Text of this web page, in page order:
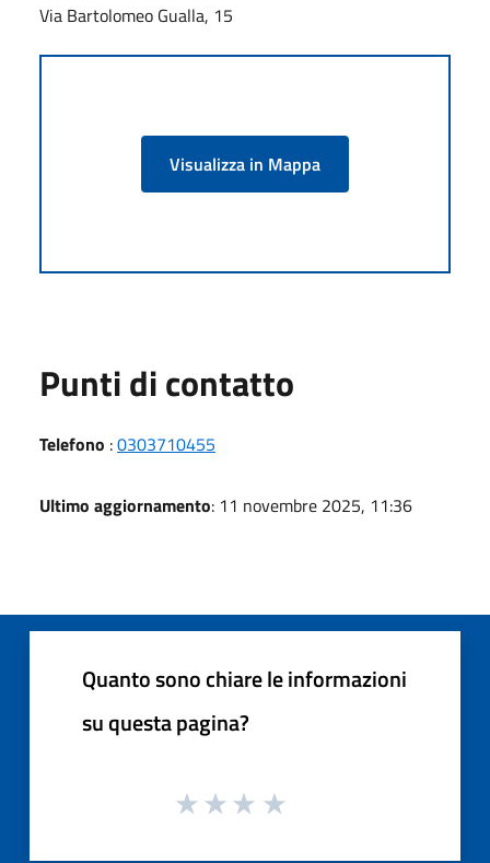
Via Bartolomeo Gualla, 15
Visualizza in Mappa
Punti di contatto
Telefono :0303710455
Ultimo aggiornamento: 11 novembre 2025, 11:36
Quanto sono chiare le informazioni
su questa pagina?